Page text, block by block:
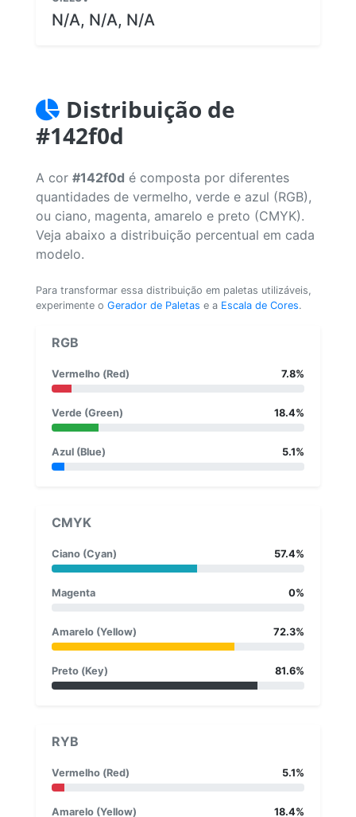
N/A, N/A, N/A
Distribuição de
#142f0d
A cor #142f0d é composta por diferentes
quantidades de vermelho, verde e azul (RGB),
ou ciano, magenta, amarelo e preto (CMYK).
Veja abaixo a distribuição percentual em cada
modelo.
Para transformar essa distribuição em paletas utilizáveis,
experimente o Gerador de Paletas e a Escala de Cores.
RGB
Vermelho (Red) 7.8%
Verde (Green) 18.4%
Azul (Blue) 5.1%
CMYK
Ciano (Cyan) 57.4%
Magenta 0%
Amarelo (Yellow) 72.3%
Preto (Key) 81.6%
RYB
Vermelho (Red) 5.1%
Amarelo (Yellow) 18.4%